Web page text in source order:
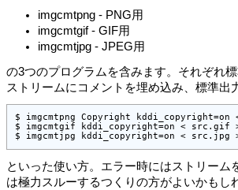
imgcmtpng - PNG用
imgcmtgif - GIF用
imgcmtjpg - JPEG用
の3つのプログラムを含みます。それぞれ
ストリームにコメントを埋め込み、標準出
$ imgcmtpng Copyright
$ imgcmtgif kddi_copyright=on <
$ imgcmtjpg kddi_copyright=on <
といった使い方。エラー時にはストリーム
は極力スルーするつくりの方がよいかもし